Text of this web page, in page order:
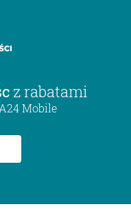
z rabatami
Mobile